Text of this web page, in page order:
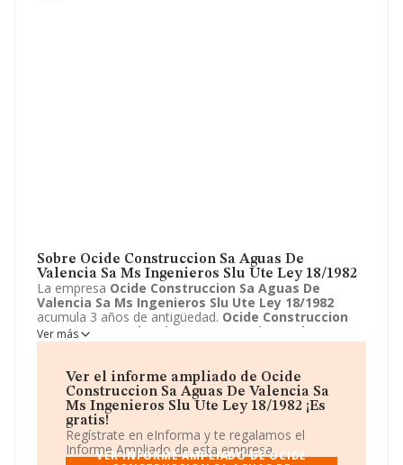
Sobre Ocide Construccion Sa Aguas De
Valencia Sa Ms Ingenieros Slu Ute Ley 18/1982
La empresa Ocide Construccion Sa Aguas De
Valencia Sa Ms Ingenieros Slu Ute Ley 18/1982
acumula 3 años de antigüedad. Ocide Construccion
Sa Aguas De Valencia Sa Ms Ingenieros Slu Ute Ley
18/1982está emplazada en Calle gran via del Marques
CNAE como 9499 - Otras actividades asociativas
n.c.o.p.. La empresaOcide Construccion Sa Aguas De
Valencia Sa Ms Ingenieros Slu Ute Ley 18/1982
Unión temporal de empresas.
Ver más
Ver el informe ampliado de Ocide
Construccion Sa Aguas De Valencia Sa
Ms Ingenieros Slu Ute Ley 18/1982 ¡Es
gratis!
Regístrate en eInforma y te regalamos el
Informe Ampliado de esta empresa.
VER INFORME AMPLIADO DE OCIDE